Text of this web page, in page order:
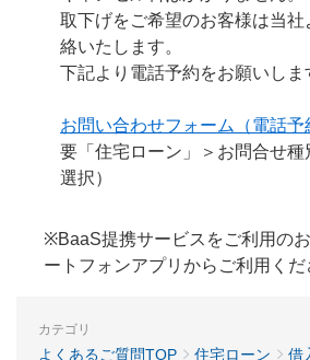
取下げをご希望のお客様は当
絡いたします。
下記より電話予約をお願いしま
お問い合わせフォーム（電話予
要「住宅ローン」＞お問合せ
選択）
※BaaS提携サービスをご利用の
ートフォンアプリからご利用くだ
カテゴリ
よくあるご質問TOP 住宅ローン 借